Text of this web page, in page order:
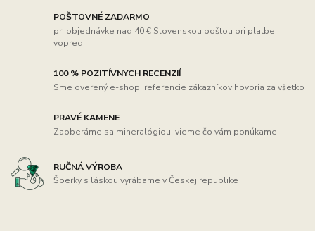
POŠTOVNÉ ZADARMO
pri objednávke nad 40 € Slovenskou poštou pri platbe
vopred
100 % POZITÍVNYCH RECENZIÍ
Sme overený e-shop, referencie zákazníkov hovoria za všetko
PRAVÉ KAMENE
Zaoberáme sa mineralógiou, vieme čo vám ponúkame
RUČNÁ VÝROBA
Šperky s láskou vyrábame v Českej republike